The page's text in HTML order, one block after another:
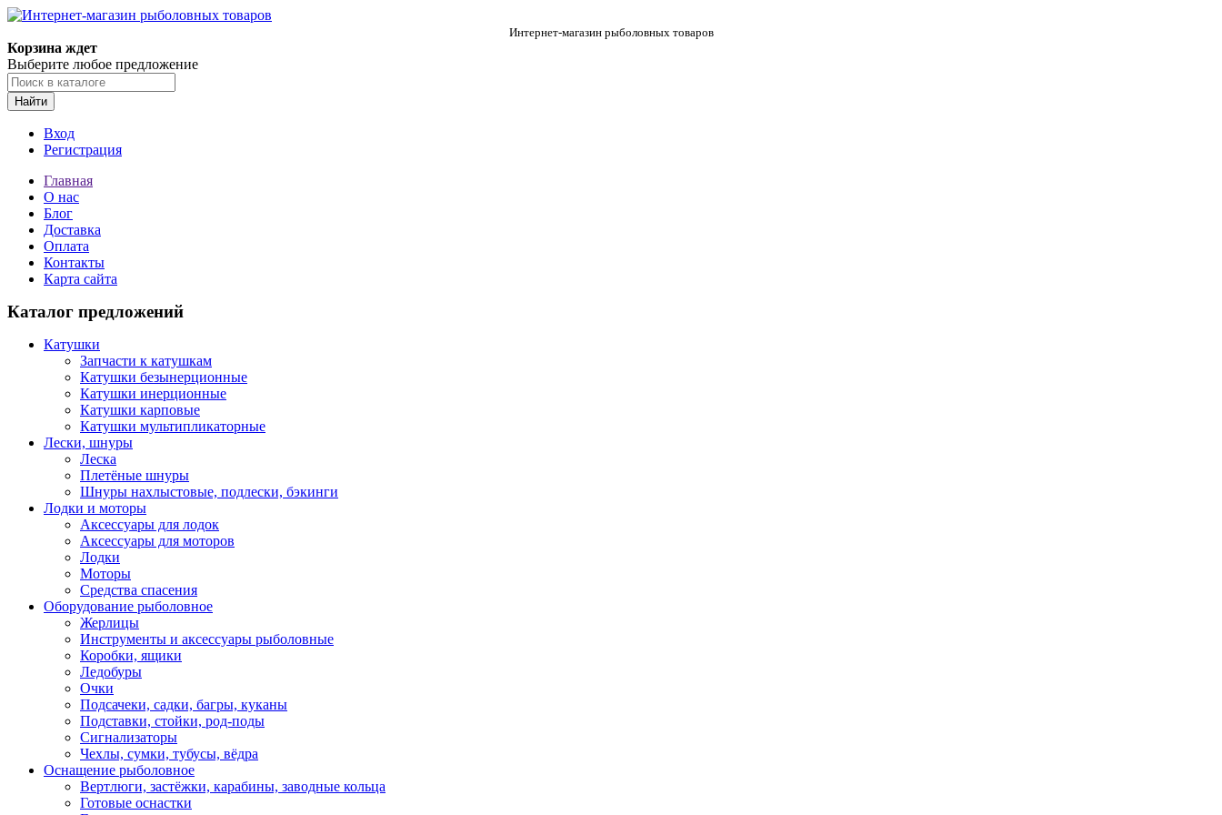
Интернет-магазин рыболовных товаров
Корзина ждет
Выберите любое предложение
Найти
Вход
Регистрация
Главная
О нас
Блог
Доставка
Оплата
Контакты
Карта сайта
Каталог предложений
Катушки
Запчасти к катушкам
Катушки безынерционные
Катушки инерционные
Катушки карповые
Катушки мультипликаторные
Лески, шнуры
Леска
Плетёные шнуры
Шнуры нахлыстовые, подлески, бэкинги
Лодки и моторы
Аксессуары для лодок
Аксессуары для моторов
Лодки
Моторы
Средства спасения
Оборудование рыболовное
Жерлицы
Инструменты и аксессуары рыболовные
Коробки, ящики
Ледобуры
Очки
Подсачеки, садки, багры, куканы
Подставки, стойки, род-поды
Сигнализаторы
Чехлы, сумки, тубусы, вёдра
Оснащение рыболовное
Вертлюги, застёжки, карабины, заводные кольца
Готовые оснастки